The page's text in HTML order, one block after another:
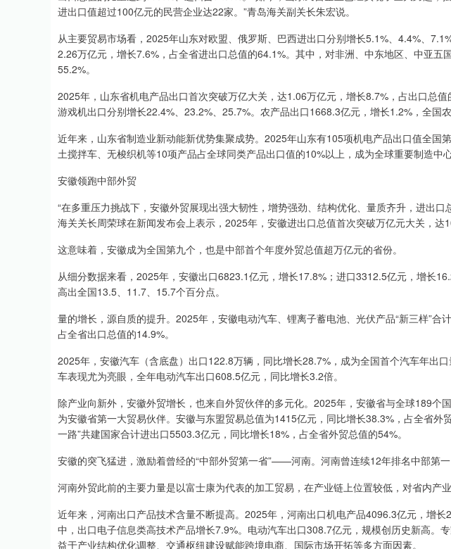
进出口值超过100亿元的民营企业达22家。”青岛海关副关长朱宏说。
从主要贸易市场看，2025年山东对欧盟、俄罗斯、巴西进出口分别增长5.1%、4.4%、
2.26万亿元，增长7.6%，占全省进出口总值的64.1%。其中，对非洲、中东地区、中亚五
55.2%。
2025年，山东省机电产品出口首次突破万亿大关，达1.06万亿元，增长8.7%，占出口总值
游戏机出口分别增长22.4%、23.2%、25.7%。农产品出口1668.3亿元，增长1.2%，全国
近年来，山东省制造业新动能新优势集聚成势。2025年山东有105项机电产品出口值全国
土搅拌车、无梭织机等10项产品占全球同类产品出口值的10%以上，成为全球重要制造中心
安徽领跑中部外贸
“在多重压力挑战下，安徽外贸展现出强大韧性，增势强劲、结构优化、量质齐升，进出口
海关关长周荣球在新闻发布会上表示，2025年，安徽进出口总值首次突破万亿元大关，达
这意味着，安徽成为全国第九个，也是中部首个年度外贸总值超万亿元的省份。
从细分数据来看，2025年，安徽出口6823.1亿元，增长17.8%；进口3312.5亿元，增长
高出全国13.5、11.7、15.7个百分点。
量的增长，源自质的提升。2025年，安徽电动汽车、锂离子蓄电池、光伏产品“新三样”合
占全省出口总值的14.9%。
2025年，安徽汽车（含底盘）出口122.8万辆，同比增长28.7%，成为全国首个汽车年出
车表现尤为亮眼，全年电动汽车出口608.5亿元，同比增长3.2倍。
除产业向新外，安徽外贸增长，也来自外贸伙伴的多元化。2025年，安徽省与全球189个
为安徽省第一大贸易伙伴。安徽与东盟贸易总值为1415亿元，同比增长38.3%，占全省外
一路”共建国家合计进出口5503.3亿元，同比增长18%，占全省外贸总值的54%。
安徽的突飞猛进，激励着曾经的“中部外贸第一省”——河南。河南曾连续12年排名中部第一
河南外贸此前的主要力量是以富士康为代表的加工贸易，在产业链上位置较低，对省内产业
近年来，河南出口产品技术含量不断提高。2025年，河南出口机电产品4096.3亿元，增
中，出口电子信息类高技术产品增长7.9%。电动汽车出口308.7亿元，规模创历史新高。
益于产业结构优化调整、交通枢纽建设赋能跨境电商、国际市场开拓等多方面因素。